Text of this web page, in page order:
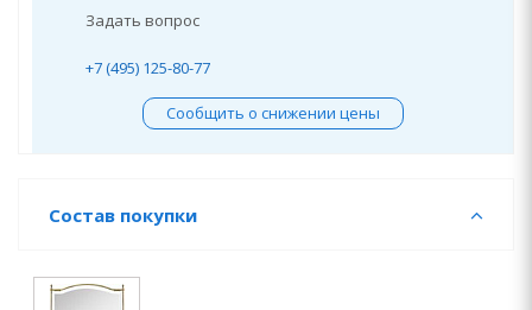
Задать вопрос
+7 (495) 125-80-77
Сообщить о снижении цены
Состав покупки